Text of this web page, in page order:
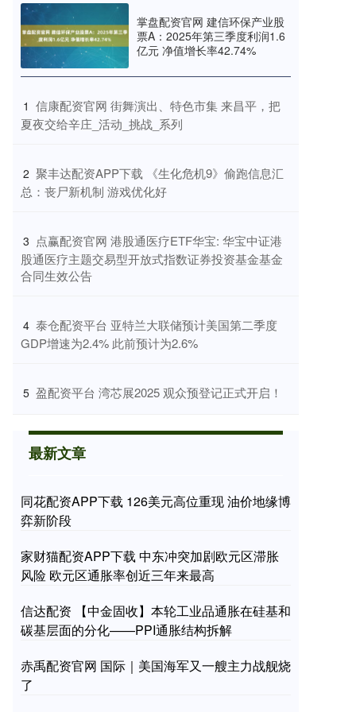
掌盘配资官网 建信环保产业股
票A：2025年第三季度利润1.6
亿元 净值增长率42.74%
1 ​信康配资官网 街舞演出、特色市集 来昌平，把
夏夜交给辛庄_活动_挑战_系列
2 ​聚丰达配资APP下载 《生化危机9》偷跑信息汇
总：丧尸新机制 游戏优化好
3 ​点赢配资官网 港股通医疗ETF华宝: 华宝中证港
股通医疗主题交易型开放式指数证券投资基金基金
合同生效公告
4 ​泰仓配资平台 亚特兰大联储预计美国第二季度
GDP增速为2.4% 此前预计为2.6%
5 ​盈配资平台 湾芯展2025 观众预登记正式开启！
最新文章
同花配资APP下载 126美元高位重现 油价地缘博
弈新阶段
家财猫配资APP下载 中东冲突加剧欧元区滞胀
风险 欧元区通胀率创近三年来最高
信达配资 【中金固收】本轮工业品通胀在硅基和
碳基层面的分化——PPI通胀结构拆解
赤禹配资官网 国际｜美国海军又一艘主力战舰烧
了